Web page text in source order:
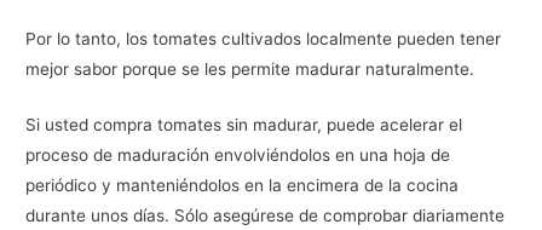
Por lo tanto, los tomates cultivados localmente pueden tener
mejor sabor porque se les permite madurar naturalmente.
Si usted compra tomates sin madurar, puede acelerar el
proceso de maduración envolviéndolos en una hoja de
periódico y manteniéndolos en la encimera de la cocina
durante unos días. Sólo asegúrese de comprobar diariamente